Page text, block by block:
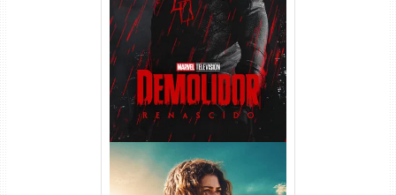
Temporada (2026) WEB-DL
1080p Dual Áudio